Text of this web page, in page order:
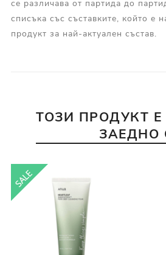
се различава от партида до
списъка със съставките, който е
продукт за най-актуален състав.
ТОЗИ ПРОДУКТ
ЗАЕДНО